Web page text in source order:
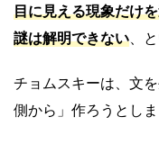
目に見える現象だけ
謎は解明できない 、
チョムスキーは、文
側から」作ろうとしま